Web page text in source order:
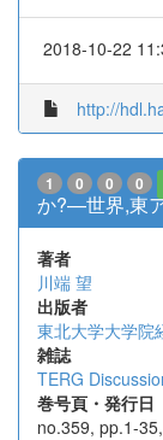
2018-10-22
http://
1 0 0 0
か?—世界,東
著者
川端 望
出版者
東北大学大学院
雑誌
TERG
巻号頁・発行日
no.359, pp.1-